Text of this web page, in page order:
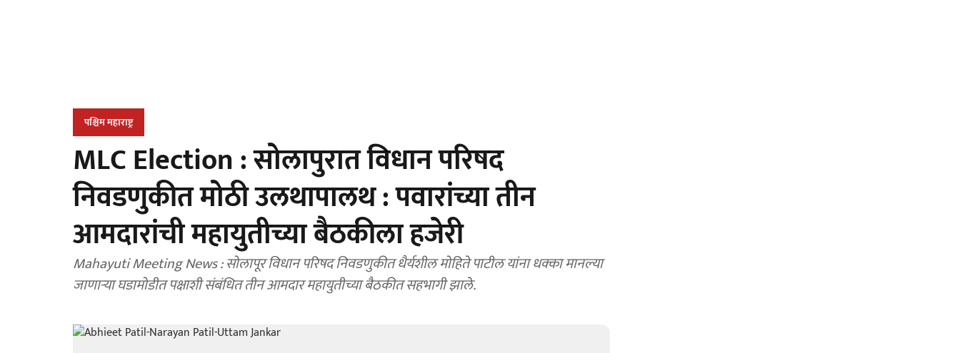
पश्चिम महाराष्ट्र
MLC Election : सोलापुरात विधान परिषद
निवडणुकीत मोठी उलथापालथ : पवारांच्या तीन
आमदारांची महायुतीच्या बैठकीला हजेरी
Mahayuti Meeting News : सोलापूर विधान परिषद निवडणुकीत धैर्यशील मोहिते पाटील यांना धक्का मानल्या
जाणाऱ्या घडामोडीत पक्षाशी संबंधित तीन आमदार महायुतीच्या बैठकीत सहभागी झाले.